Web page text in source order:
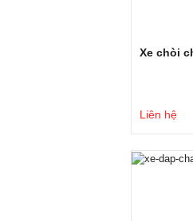
Xe chòi
Liên hệ